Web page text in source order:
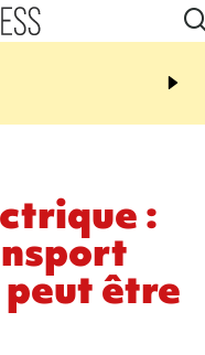
11:31
poutres en aluminium
:
être